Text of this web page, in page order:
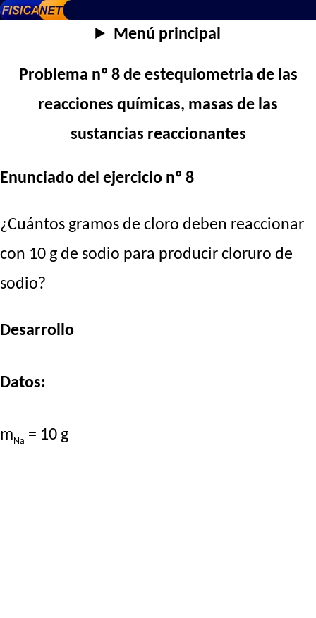
Menú principal
Problema nº 8 de estequiometria de las
reacciones químicas, masas de las
sustancias reaccionantes
Enunciado del ejercicio nº 8
¿Cuántos gramos de cloro deben reaccionar
con 10 g de sodio para producir cloruro de
sodio?
Desarrollo
Datos:
m Na = 10 g